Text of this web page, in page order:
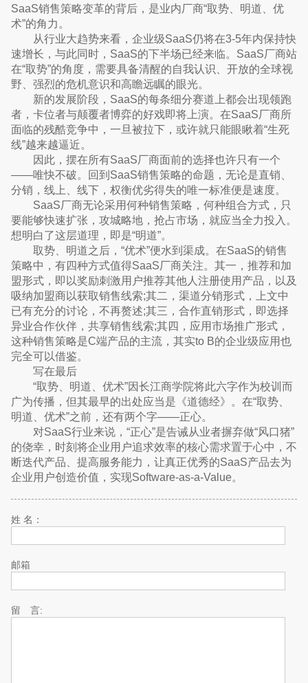
SaaS销售策略变革的背后，是业内厂商“取势、明道、优
术”的角力。
从行业大趋势来看，企业级SaaS仍将在3-5年内保持快
速增长，与此同时，SaaS的下半场已经来临。SaaS厂商站
在“取势”的角度，需要具备清醒的自我认识、开放的全球视
野、强烈的危机意识和高瞻远瞩的眼光。
新的发展阶段，SaaS的每条细分赛道上都会出现领跑
者，卡位者与颠覆者博弈的好戏即将上演。在SaaS厂商所
面临的残酷竞争中，一旦被拉下，或许就只能眼瞅着“生死
线”越来越逼近。
因此，摆在所有SaaS厂商面前的选择也许只有一个
——唯快不破。回到SaaS销售策略的命题，无论是直销、
分销，线上、线下，权衡优劣得失的唯一标准便是速度。
SaaS厂商无论采用何种销售策略，何种组合方式，只
要能够快速扩张，攻城略地，抢占市场，就应当全力投入。
想明白了这层道理，即是“明道”。
取势、明道之后，“优术”便水到渠成。在SaaS的销售
策略中，有四种方式值得SaaS厂商关注。其一，推荐和加
盟形式，即以奖励刺激用户推荐其他人注册使用产品，以及
吸纳加盟商以获取销售线索;其二，渠道分销形式，上文中
已有充分的讨论，不再赘述;其三，合作直销形式，即选择
异业合作伙伴，共享销售线索;其四，应用市场推广形式，
这种销售策略是C端产品的主流，其实to B的企业级应用也
完全可以借鉴。
写在最后
“取势、明道、优术”因长江商学院将此六字作为校训而
广为传播，但其最早的出处应当是《道德经》。在“取势、
明道、优术”之前，还有两个字——正心。
对SaaS行业来说，“正心”是告诫从业者摒弃做“风口猪”
的侥幸，时刻将企业用户追求效率的核心需求置于心中，不
断迭代产品、提高服务能力，让真正优秀的SaaS产品去为
企业用户创造价值，实现Software-as-a-Value。
姓 名：
邮箱
留 言: